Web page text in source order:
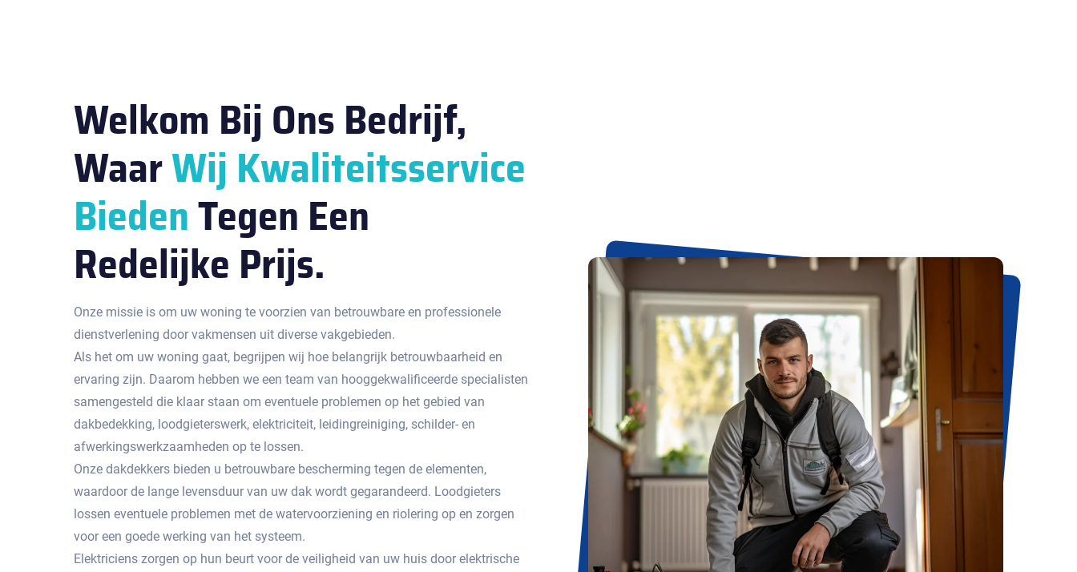
Welkom Bij Ons Bedrijf,
WaarWij Kwaliteitsservice
BiedenTegen Een
Redelijke Prijs.
Onze missie is om uw woning te voorzien van betrouwbare en professionele
dienstverlening door vakmensen uit diverse vakgebieden.
Als het om uw woning gaat, begrijpen wij hoe belangrijk betrouwbaarheid en
ervaring zijn. Daarom hebben we een team van hooggekwalificeerde specialisten
samengesteld die klaar staan om eventuele problemen op het gebied van
dakbedekking, loodgieterswerk, elektriciteit, leidingreiniging, schilder- en
afwerkingswerkzaamheden op te lossen.
Onze dakdekkers bieden u betrouwbare bescherming tegen de elementen,
waardoor de lange levensduur van uw dak wordt gegarandeerd. Loodgieters
lossen eventuele problemen met de watervoorziening en riolering op en zorgen
voor een goede werking van het systeem.
Elektriciens zorgen op hun beurt voor de veiligheid van uw huis door elektrische